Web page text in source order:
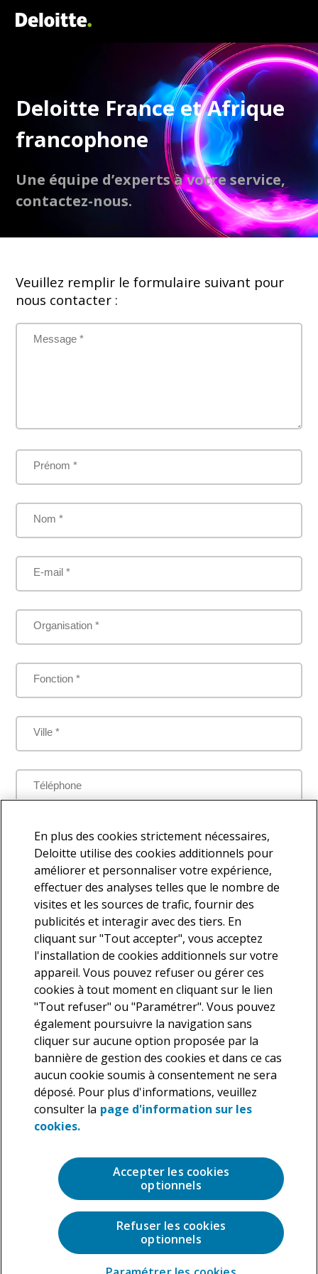
Deloitte France et Afrique
francophone
Une équipe d’experts à votre service,
contactez-nous.
Veuillez remplir le formulaire suivant pour
nous contacter :
Message *
Prénom *
Nom *
E-mail *
Organisation *
Fonction *
Ville *
Téléphone
par Deloitte aux fins de répondre à la présente demande
Je souhaite faire partie de la base de contacts Deloitte afin de
recevoir d'autres communications en lien avec l'actualité et les
services offerts par Deloitte
Nous vous informons que Deloitte traite vos données
personnelles en tant que responsable de traitement dans le but
de répondre à votre demande. En application de la législation en
vigueur, vous disposez d’un droit d’accès, de rectification et de
suppression des données personnelles vous concernant ainsi
que la possibilité de vous opposer au traitement de ces données,
que vous pouvez exercer à tout moment. Pour plus de précisions
personnelles, veuillez consulter notreCharte de protection des
données personnelles.
En plus des cookies strictement nécessaires,
Deloitte utilise des cookies additionnels pour
améliorer et personnaliser votre expérience,
effectuer des analyses telles que le nombre de
visites et les sources de trafic, fournir des
publicités et interagir avec des tiers. En
cliquant sur "Tout accepter", vous acceptez
l'installation de cookies additionnels sur votre
appareil. Vous pouvez refuser ou gérer ces
cookies à tout moment en cliquant sur le lien
"Tout refuser" ou "Paramétrer". Vous pouvez
également poursuivre la navigation sans
cliquer sur aucune option proposée par la
bannière de gestion des cookies et dans ce cas
aucun cookie soumis à consentement ne sera
déposé. Pour plus d'informations, veuillez
consulter la page d'information sur les
cookies.
Refuser les cookies
optionnels
Accepter les cookies
optionnels